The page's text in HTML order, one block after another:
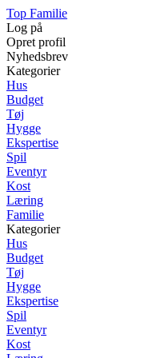
Top Familie
Log på
Opret profil
Nyhedsbrev
Kategorier
Hus
Budget
Tøj
Hygge
Ekspertise
Spil
Eventyr
Kost
Læring
Familie
Kategorier
Hus
Budget
Tøj
Hygge
Ekspertise
Spil
Eventyr
Kost